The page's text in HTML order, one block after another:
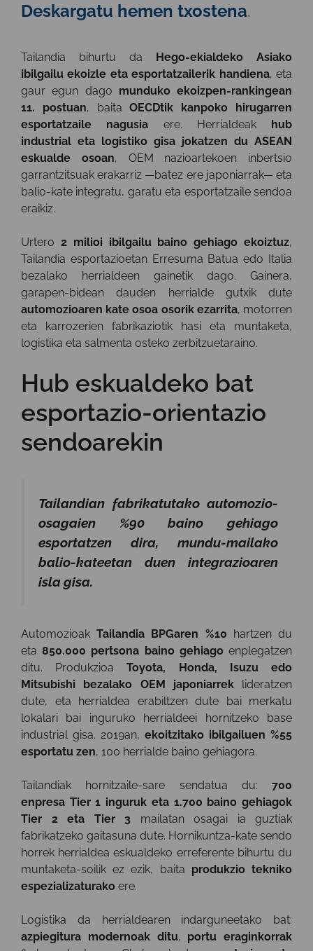
Deskargatu hemen txostena.
Tailandia bihurtu da
Hego-ekialdeko Asiako
ibilgailu ekoizle eta esportatzailerik handiena, eta
gaur egun dago munduko ekoizpen-rankingean
11. postuan, baitaOECDtik kanpoko hirugarren
esportatzaile nagusia ere. Herrialdeak
hub
industrial eta logistiko gisa jokatzen du ASEAN
eskualde osoan, OEM nazioartekoen inbertsio
garrantzitsuak erakarriz —batez ere japoniarrak— eta
balio-kate integratu, garatu eta esportatzaile sendoa
eraikiz.
Urtero 2 milioi ibilgailu baino gehiago ekoiztuz,
Tailandia esportazioetan Erresuma Batua edo Italia
bezalako herrialdeen gainetik dago. Gainera,
garapen-bidean dauden herrialde gutxik dute
automozioaren kate osoa osorik ezarrita, motorren
eta karrozerien fabrikaziotik hasi eta muntaketa,
logistika eta salmenta osteko zerbitzuetaraino.
Hub eskualdeko bat
esportazio-orientazio
sendoarekin
Tailandian fabrikatutako automozio-
osagaien %90 baino gehiago
esportatzen dira, mundu-mailako
balio-kateetan duen integrazioaren
isla gisa.
AutomozioakTailandia BPGaren %10 hartzen du
eta850.000 pertsona baino gehiagoenplegatzen
ditu. ProdukzioaToyota, Honda, Isuzu edo
Mitsubishi bezalako OEM japoniarreklideratzen
dute, eta herrialdea erabiltzen dute bai merkatu
lokalari bai inguruko herrialdeei hornitzeko base
industrial gisa. 2019an, ekoitzitako ibilgailuen %55
esportatu zen, 100 herrialde baino gehiagora.
Tailandiak hornitzaile-sare sendatua du: 700
enpresa Tier 1 inguruk eta 1.700 baino gehiagok
Tier 2 eta Tier 3 mailatan osagai ia guztiak
fabrikatzeko gaitasuna dute. Hornikuntza-kate sendo
horrek herrialdea eskualdeko erreferente bihurtu du
muntaketa-soilik ez ezik, baita produkzio tekniko
espezializaturako ere.
Logistika da herrialdearen indarguneetako bat:
azpiegitura modernoak ditu, portu eraginkorrak